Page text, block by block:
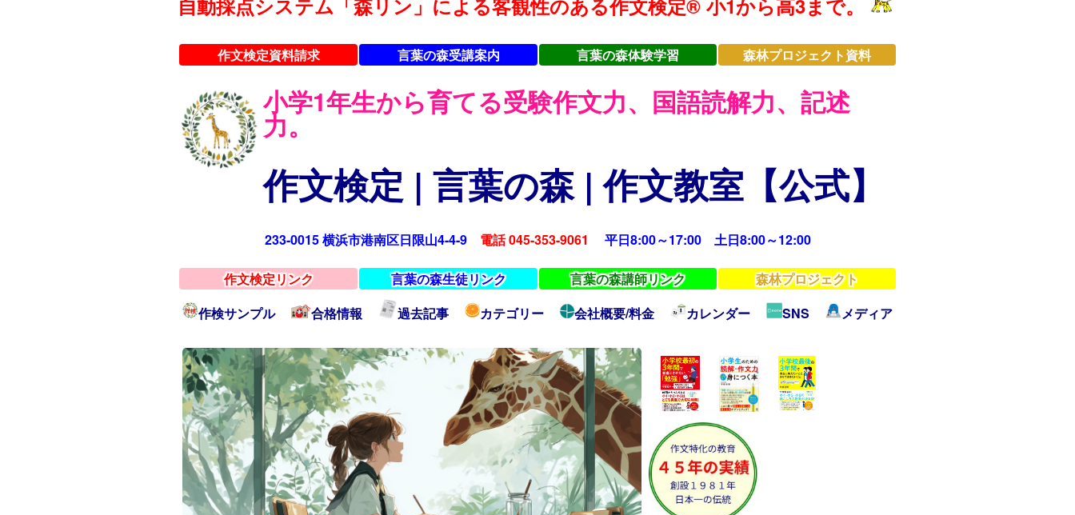
作文検定資料請求 言葉の森受講案内 言葉の森体験学習 森林プロジェクト資料
小学1年生から育てる受験作文力、国語読解力、記述
力。
作文検定 | 言葉の森 | 作文教室【公式】
233-0015 横浜市港南区日限山4-4-9 電話 045-353-9061 平日8:00～17:00 土日8:00～12:00
作文検定リンク 言葉の森生徒リンク 言葉の森講師リンク
森林プロジェクト
作検サンプル
合格情報 過去記事 カテゴリー 会社概要/料金 カレンダー SNS メディア